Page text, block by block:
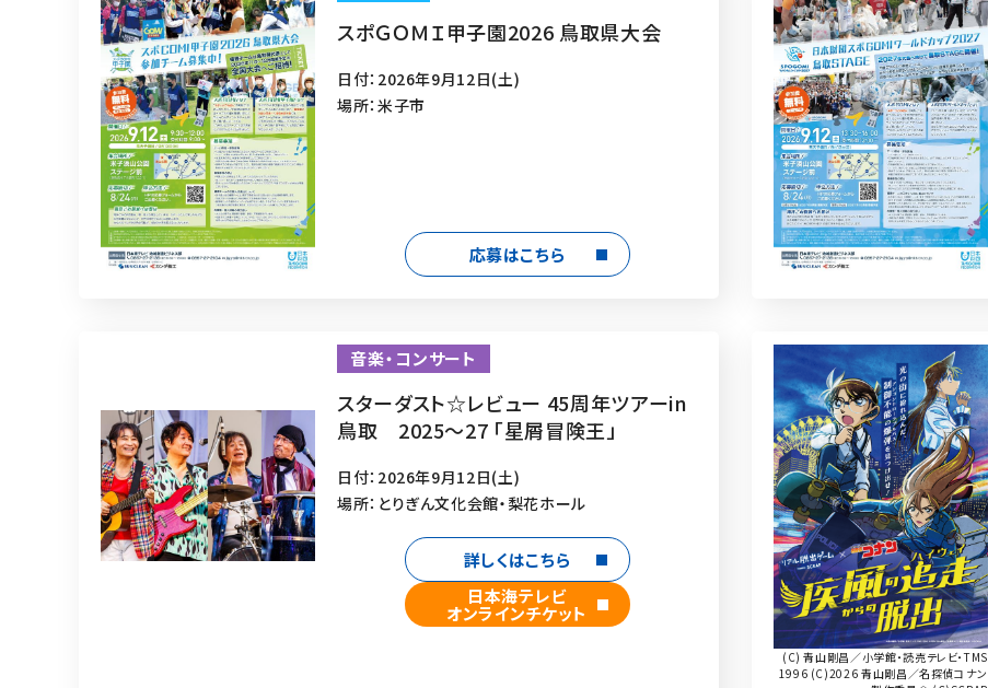
スポＧＯＭＩ甲子園2026 鳥取県大会
日付：2026年9月12日(土)
場所：米子市
応募はこちら
音楽・コンサート
スターダスト☆レビュー 45周年ツアーin
鳥取 2025～27 「星屑冒険王」
日付：2026年9月12日(土)
場所：とりぎん文化会館・梨花ホール
詳しくはこちら
日本海テレビ
オンラインチケット
(C) 青山剛昌／小学館・読売テレビ・TMS
1996 (C)2026 青山剛昌／名探偵コナン